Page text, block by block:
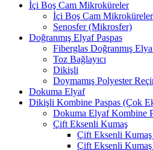
İçi Boş Cam Mikroküreler
İçi Boş Cam Mikroküreler
Senosfer (Mikrosfer)
Doğranmış Elyaf Paspas
Fiberglas Doğranmış
Toz Bağlayıcı
Dikişli
Doymamış Polyester
Dokuma Elyaf
Dikişli Kombine Paspas (Çok
Dokuma Elyaf Kombine
Çift Eksenli Kumaş
Çift Eksenli Kumaş
Çift Eksenli Kumaş